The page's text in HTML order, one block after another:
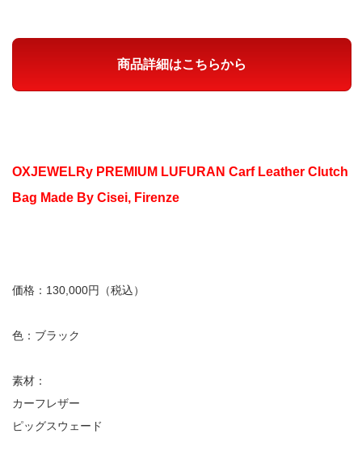
商品詳細はこちらから
OXJEWELRy PREMIUM LUFURAN Carf Leather Clutch
Bag Made By Cisei, Firenze
価格：130,000円（税込）
色：ブラック
素材：
カーフレザー
ピッグスウェード